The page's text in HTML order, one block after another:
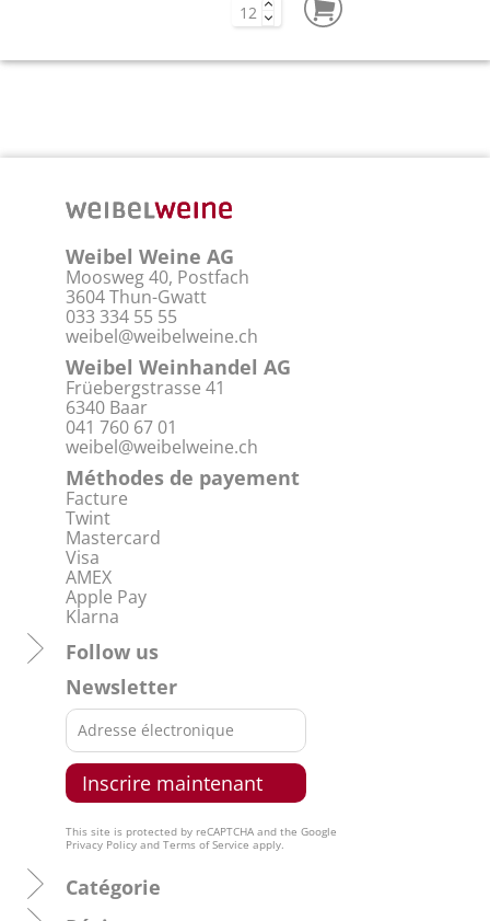
Weibel Weine AG
Moosweg 40, Postfach
3604 Thun-Gwatt
033 334 55 55
weibel@weibelweine.ch
Weibel Weinhandel AG
Früebergstrasse 41
6340 Baar
041 760 67 01
weibel@weibelweine.ch
Méthodes de payement
Facture
Twint
Mastercard
Visa
AMEX
Apple Pay
Klarna
Follow us
Newsletter
This site is protected by reCAPTCHA and the Google
Privacy Policy and Terms of Service apply.
Catégorie